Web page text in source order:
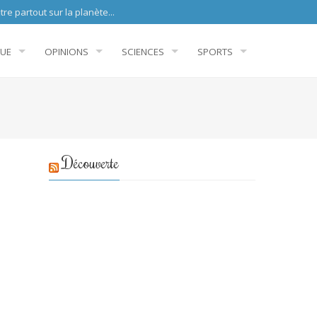
la planète...
OPINIONS SCIENCES SPORTS
Découverte